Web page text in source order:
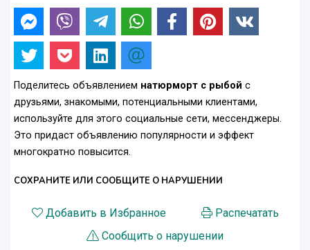
Поделитесь объявлением натюрморт с рыбой с
друзьями, знакомыми, потенциальными клиентами,
используйте для этого социальные сети, мессенджеры.
Это придаст объявлению популярности и эффект
многократно повысится.
СОХРАНИТЕ ИЛИ СООБЩИТЕ О НАРУШЕНИИ
Добавить в Избранное
Распечатать
Сообщить о нарушении